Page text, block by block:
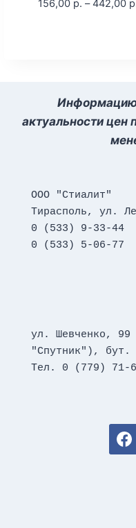
156,00 р. –442,00
Информацию
актуальности цен
ООО "Стиалит"
Тирасполь, ул.
0 (533) 9-33-44
0 (533) 5-06-77
ул. Шевченко, 99
"Спутник"), бут.
Тел. 0 (779) 71-